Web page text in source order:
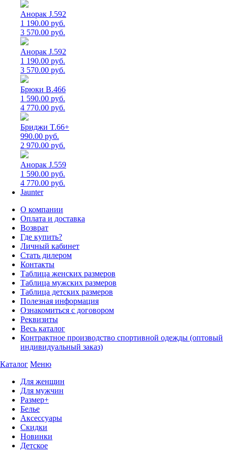
Анорак J.592
1 190.00 руб.
3 570.00 руб.
Анорак J.592
1 190.00 руб.
3 570.00 руб.
Брюки B.466
1 590.00 руб.
4 770.00 руб.
Бриджи T.66+
990.00 руб.
2 970.00 руб.
Анорак J.559
1 590.00 руб.
4 770.00 руб.
Jaunter
О компании
Оплата и доставка
Возврат
Где купить?
Личный кабинет
Стать дилером
Контакты
Таблица женских размеров
Таблица мужских размеров
Таблица детских размеров
Полезная информация
Ознакомиться с договором
Реквизиты
Весь каталог
Контрактное производство спортивной одежды (оптовый
индивидуальный заказ)
Каталог Меню
Для женщин
Для мужчин
Размер+
Белье
Аксессуары
Скидки
Новинки
Детское